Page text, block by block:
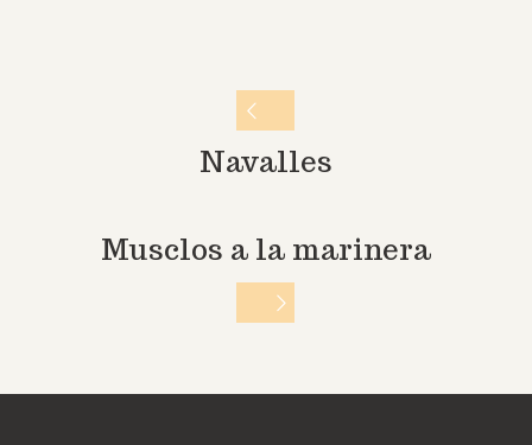
Navalles
Musclos a la marinera